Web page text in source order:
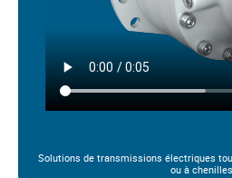
Solutions de transmissions électriques
ou à